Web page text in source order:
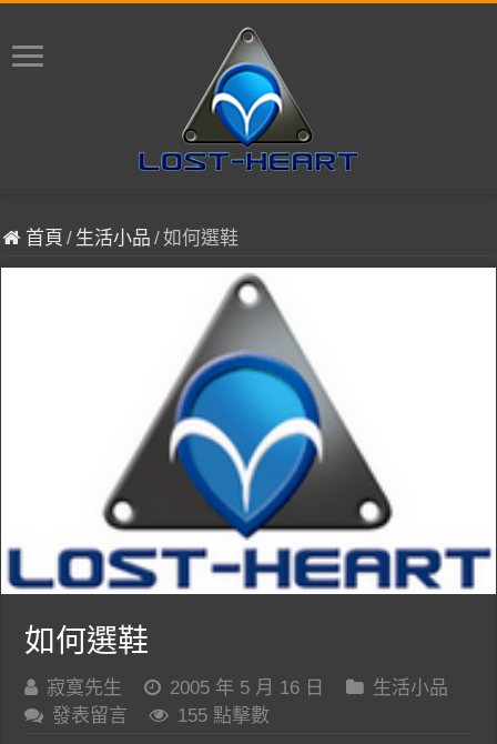
首頁 / 生活小品 /如何選鞋
如何選鞋
寂寞先生 2005 年 5 月 16 日
生活小品
發表留言
155 點擊數